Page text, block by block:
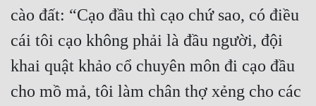
cào đất: “Cạo đầu thì cạo chứ sao, có điều
cái tôi cạo không phải là đầu người, đội
khai quật khảo cổ chuyên môn đi cạo đầu
cho mồ mả, tôi làm chân thợ xẻng cho các